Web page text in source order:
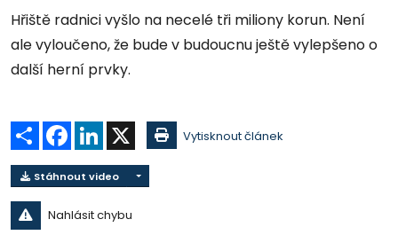
Hřiště radnici vyšlo na necelé tři miliony korun. Není
ale vyloučeno, že bude v budoucnu ještě vylepšeno o
další herní prvky.
Sdílet Facebook
LinkedIn Vytisknout článek
Stáhnout video
Nahlásit chybu